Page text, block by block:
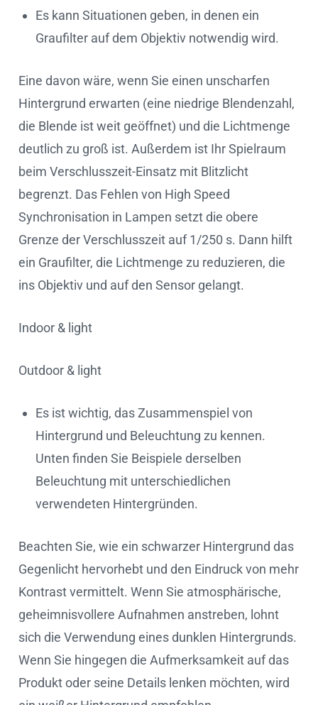
Es kann Situationen geben, in denen ein
Graufilter auf dem Objektiv notwendig wird.
Eine davon wäre, wenn Sie einen unscharfen
Hintergrund erwarten (eine niedrige Blendenzahl,
die Blende ist weit geöffnet) und die Lichtmenge
deutlich zu groß ist. Außerdem ist Ihr Spielraum
beim Verschlusszeit-Einsatz mit Blitzlicht
begrenzt. Das Fehlen von High Speed
Synchronisation in Lampen setzt die obere
Grenze der Verschlusszeit auf 1/250 s. Dann hilft
ein Graufilter, die Lichtmenge zu reduzieren, die
ins Objektiv und auf den Sensor gelangt.
Indoor & light
Outdoor & light
Es ist wichtig, das Zusammenspiel von
Hintergrund und Beleuchtung zu kennen.
Unten finden Sie Beispiele derselben
Beleuchtung mit unterschiedlichen
verwendeten Hintergründen.
Beachten Sie, wie ein schwarzer Hintergrund das
Gegenlicht hervorhebt und den Eindruck von mehr
Kontrast vermittelt. Wenn Sie atmosphärische,
geheimnisvollere Aufnahmen anstreben, lohnt
sich die Verwendung eines dunklen Hintergrunds.
Wenn Sie hingegen die Aufmerksamkeit auf das
Produkt oder seine Details lenken möchten, wird